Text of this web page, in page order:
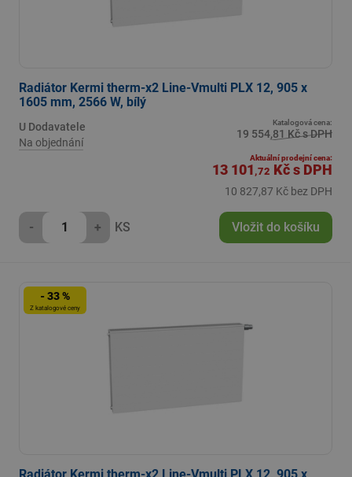
Radiátor Kermi therm-x2 Line-Vmulti PLX 12, 905 x
1605 mm, 2566 W, bílý
U Dodavatele
Na objednání
Katalogová cena:
19 554,81 Kč s DPH
Aktuální prodejní cena:
13 101 ,72 Kčs DPH
10 827,87 Kč bez DPH
- + KS Vložit do košíku
- 33 %
Z katalogové ceny